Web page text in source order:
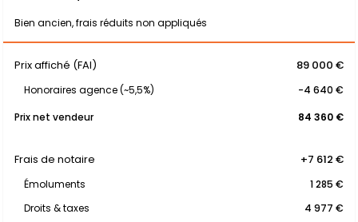
Bien ancien, frais réduits non appliqués
Prix affiché (FAI) 89 000 €
Honoraires agence (~5,5%)
-4 640 €
Prix net vendeur
84 360 €
Frais de notaire +7 612 €
Émoluments
1 285 €
Droits & taxes
4 977 €